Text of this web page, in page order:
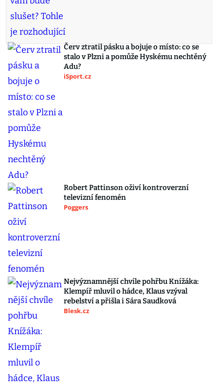
Červ ztratil pásku a bojuje o místo: co se
stalo v Plzni a pomůže Hyskému nechtěný
Adu?
iSport.cz
Robert Pattinson oživí kontroverzní
televizní fenomén
Poggers
Nejvýznamnější chvíle pohřbu Knížáka:
Klempíř mluvil o hádce, Klaus vzýval
rebelství a přišla i Sára Saudková
Blesk.cz